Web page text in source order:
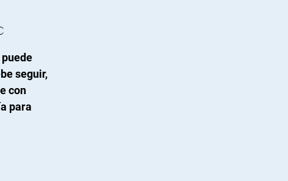
seguir,
con
para